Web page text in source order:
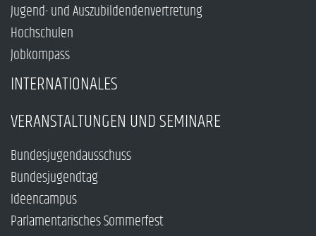
Jugend- und Auszubildendenvertretung
Hochschulen
Jobkompass
INTERNATIONALES
VERANSTALTUNGEN UND SEMINARE
Bundesjugendausschuss
Bundesjugendtag
Ideencampus
Parlamentarisches Sommerfest